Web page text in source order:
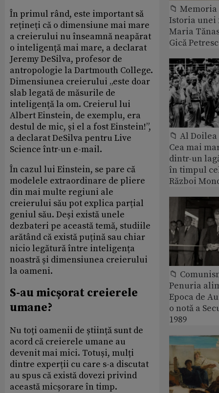
În primul rând, este important să
rețineți că o dimensiune mai mare
a creierului nu înseamnă neapărat
o inteligență mai mare, a declarat
Jeremy DeSilva, profesor de
antropologie la Dartmouth College.
Dimensiunea creierului „este doar
slab legată de măsurile de
inteligență la om. Creierul lui
Albert Einstein, de exemplu, era
destul de mic, și el a fost Einstein!”,
a declarat DeSilva pentru Live
Science într-un e-mail.
În cazul lui Einstein, se pare că
modelele extraordinare de pliere
din mai multe regiuni ale
creierului său pot explica parțial
geniul său. Deși există unele
dezbateri pe această temă, studiile
arătând că există puțină sau chiar
nicio legătură între inteligența
noastră și dimensiunea creierului
la oameni.
S-au micșorat creierele
umane?
Nu toți oamenii de știință sunt de
acord că creierele umane au
devenit mai mici. Totuși, mulți
dintre experții cu care s-a discutat
au spus că există dovezi privind
această micșorare în timp.
📁
Istoria
Maria
Gică
📁 Al
Cea mai
dintr-un
în timpul
Război
📁
Penuria
Epoca de
o notă a
1989